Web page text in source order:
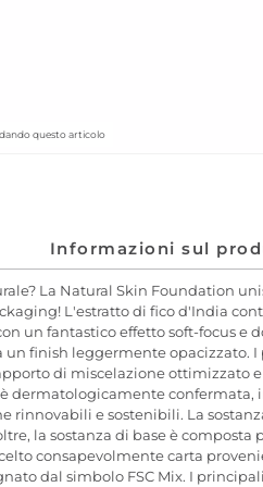
questo articolo
Informazioni sul
La Natural Skin Foundation
L'estratto di fico d'India
un fantastico effetto soft-focus e
finish leggermente
di miscelazione
dermatologicamente
rinnovabili e sostenibili. La
la sostanza di base è
consapevolmente carta
dal simbolo FSC Mix. I